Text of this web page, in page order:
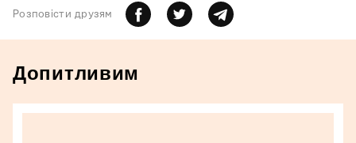
Розповiсти друзям
Допитливим